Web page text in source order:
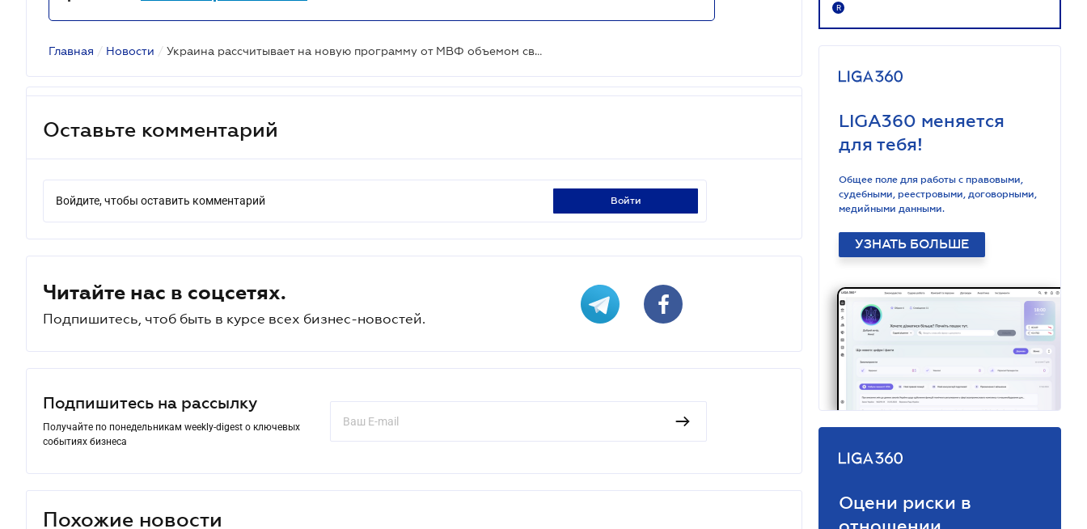
Главная / Новости / Украина рассчитывает на новую программу от МВФ объемом свыше 15 млрд долларов
Оставьте комментарий
Войдите, чтобы оставить комментарий войти
Читайте нас в соцсетях.
Подпишитесь, чтоб быть в курсе всех бизнес-новостей.
Подпишитесь на рассылку
Получайте по понедельникам weekly-digest о ключевых
событиях бизнеса
Похожие новости
R
LIGA360 меняется
для тебя!
Общее поле для работы с правовыми,
судебными, реестровыми, договорными,
медийными данными.
УЗНАТЬ БОЛЬШЕ
Оцени риски в